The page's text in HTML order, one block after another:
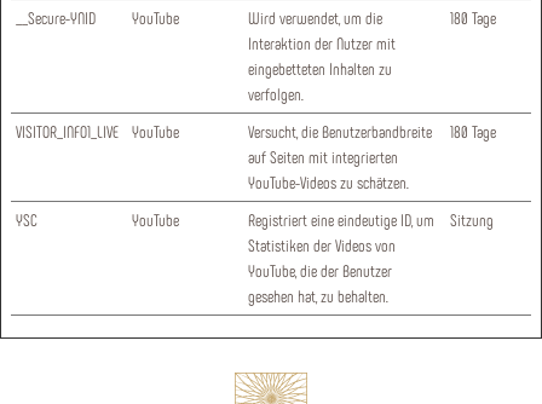
__Secure-YNID YouTube
Wird verwendet, um die
Interaktion der Nutzer mit
eingebetteten Inhalten zu
verfolgen.
180 Tage
VISITOR_INFO1_LIVE YouTube
Versucht, die Benutzerbandbreite
auf Seiten mit integrierten
YouTube-Videos zu schätzen.
180 Tage
YSC YouTube
Registriert eine eindeutige ID, um
Statistiken der Videos von
YouTube, die der Benutzer
gesehen hat, zu behalten.
Sitzung